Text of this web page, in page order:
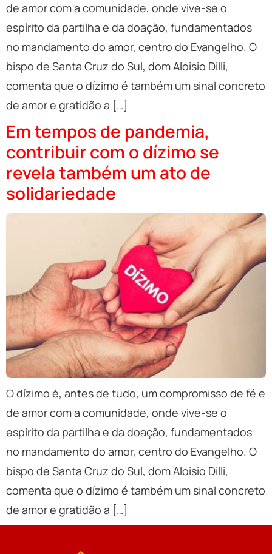
de amor com a comunidade, onde vive-se o
espírito da partilha e da doação, fundamentados
no mandamento do amor, centro do Evangelho. O
bispo de Santa Cruz do Sul, dom Aloisio Dilli,
comenta que o dízimo é também um sinal concreto
de amor e gratidão a […]
Em tempos de pandemia,
contribuir com o dízimo se
revela também um ato de
solidariedade
O dízimo é, antes de tudo, um compromisso de fé e
de amor com a comunidade, onde vive-se o
espírito da partilha e da doação, fundamentados
no mandamento do amor, centro do Evangelho. O
bispo de Santa Cruz do Sul, dom Aloisio Dilli,
comenta que o dízimo é também um sinal concreto
de amor e gratidão a […]